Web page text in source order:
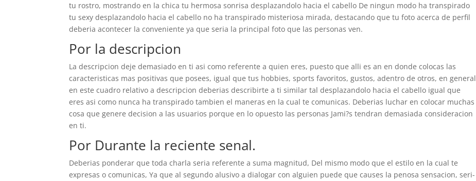
tu rostro, mostrando en la chica tu hermosa sonrisa desplazandolo hacia el cabello De ningun modo ha transpirado
tu sexy desplazandolo hacia el cabello no ha transpirado misteriosa mirada, destacando que tu foto acerca de perfil
deberia acontecer la conveniente ya que seri­a la principal foto que las personas ven.
Por la descripcion
La descripcion deje demasiado en ti asi­ como referente a quien eres, puesto que alli es an en donde colocas las
caracteristicas mas positivas que posees, igual que tus hobbies, sports favoritos, gustos, adentro de otros, en general
en este cuadro relativo a descripcion deberias describirte a ti similar tal desplazandolo hacia el cabello igual que
eres asi­ como nunca ha transpirado tambien el maneras en la cual te comunicas. Deberias luchar en colocar muchas
cosa que genere decision a las usuarios porque en lo opuesto las personas Jami?s tendran demasiada consideracion
en ti.
Por Durante la reciente senal.
Deberias ponderar que toda charla seri­a referente a suma magnitud, Del mismo modo que el estilo en la cual te
expresas o comunicas, Ya que al segundo alusivo a dialogar con alguien puede que causes la penosa sensacion, seri­